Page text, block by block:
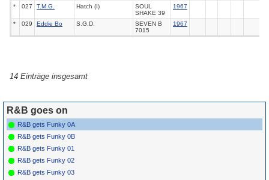
* 027 T.M.G. Hatch (I)
SOUL
SHAKE 39
1967
* 029 Eddie Bo S.G.D.
SEVEN B
7015
1967
14 Einträge insgesamt
R&B goes on
R&B gets Funky 0A
R&B gets Funky 0B
R&B gets Funky 01
R&B gets Funky 02
R&B gets Funky 03